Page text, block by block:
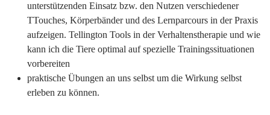
unterstützenden Einsatz bzw. den Nutzen verschiedener
TTouches, Körperbänder und des Lernparcours in der Praxis
aufzeigen. Tellington Tools in der Verhaltenstherapie und wie
kann ich die Tiere optimal auf spezielle Trainingssituationen
vorbereiten
praktische Übungen an uns selbst um die Wirkung selbst
erleben zu können.